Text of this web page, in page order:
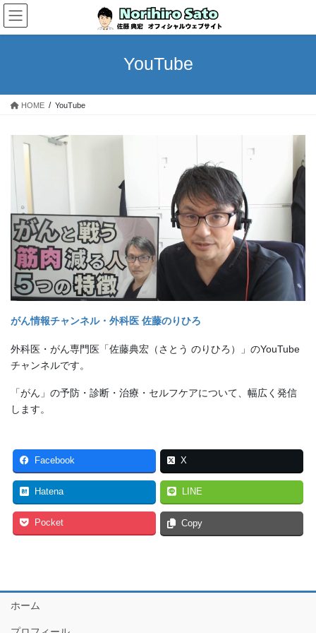
YouTube
HOME YouTube
がん情報チャンネル・外科医 佐藤のりひろ
外科医・がん専門医「佐藤典宏（さとう のりひろ）」のYouTube
チャンネルです。
「がん」の予防・診断・治療・セルフケアについて、幅広く発信
します。
Facebook X
Hatena LINE
Pocket Copy
ホーム